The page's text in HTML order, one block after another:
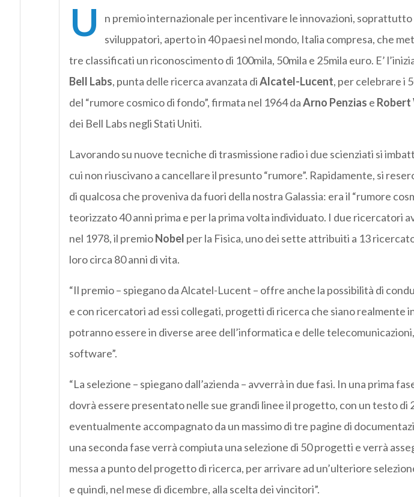
U
n premio internazionale per incentivare le innovazioni,
sviluppatori, aperto in 40 paesi nel mondo, Italia compresa, che
tre classificati un riconoscimento di 100mila, 50mila e 25mila euro. E’
Bell Labs, punta delle ricerca avanzata diAlcatel-Lucent, per celebrare i
del “rumore cosmico di fondo”, firmata nel 1964 daArno Penzias e Robert
dei Bell Labs negli Stati Uniti.
Lavorando su nuove tecniche di trasmissione radio i due scienziati si
cui non riuscivano a cancellare il presunto “rumore”. Rapidamente, si
di qualcosa che proveniva da fuori della nostra Galassia: era il “rumore
teorizzato 40 anni prima e per la prima volta individuato. I due ricercatori
nel 1978, il premioNobel per la Fisica, uno dei sette attribuiti a 13
loro circa 80 anni di vita.
“Il premio – spiegano da Alcatel-Lucent – offre anche la possibilità di
e con ricercatori ad essi collegati, progetti di ricerca che siano realmente
potranno essere in diverse aree dell’informatica e delle
software”.
“La selezione – spiegano dall’azienda – avverrà in due fasi. In una prima
dovrà essere presentato nelle sue grandi linee il progetto, con un testo di
eventualmente accompagnato da un massimo di tre pagine di
una seconda fase verrà compiuta una selezione di 50 progetti e verrà
messa a punto del progetto di ricerca, per arrivare ad un’ulteriore
e quindi, nel mese di dicembre, alla scelta dei vincitori”.